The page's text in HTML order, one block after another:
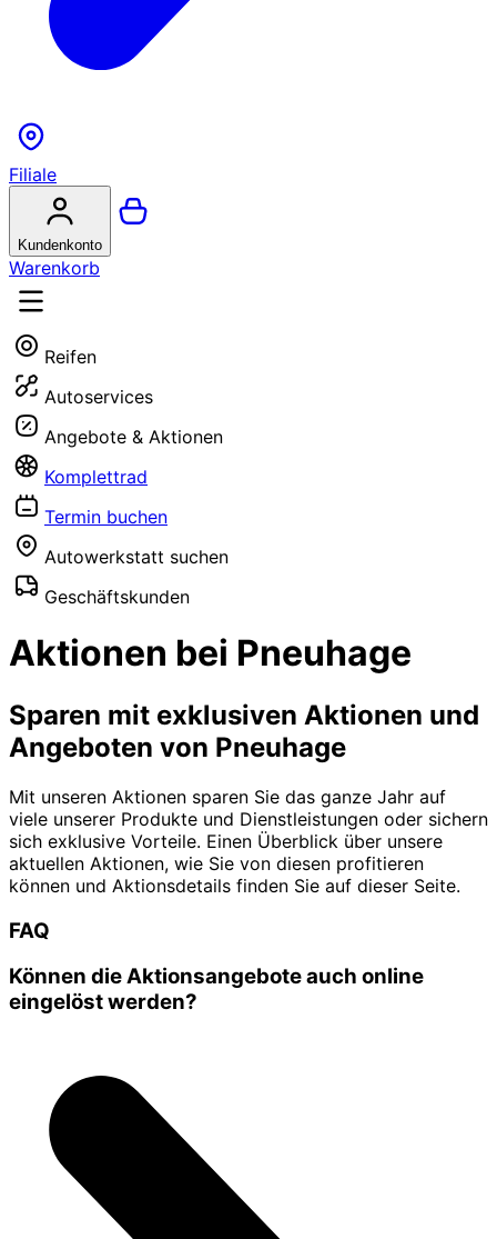
Filiale
Kundenkonto
Warenkorb
Reifen
Autoservices
Angebote & Aktionen
Komplettrad
Termin buchen
Autowerkstatt suchen
Geschäftskunden
Aktionen bei Pneuhage
Sparen mit exklusiven Aktionen und
Angeboten von Pneuhage
Mit unseren Aktionen sparen Sie das ganze Jahr auf
viele unserer Produkte und Dienstleistungen oder sichern
sich exklusive Vorteile. Einen Überblick über unsere
aktuellen Aktionen, wie Sie von diesen profitieren
können und Aktionsdetails finden Sie auf dieser Seite.
FAQ
Können die Aktionsangebote auch online
eingelöst werden?